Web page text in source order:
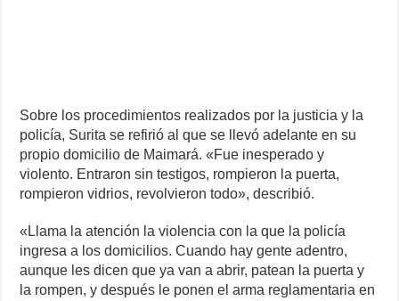
Sobre los procedimientos realizados por la justicia y la
policía, Surita se refirió al que se llevó adelante en su
propio domicilio de Maimará. «Fue inesperado y
violento. Entraron sin testigos, rompieron la puerta,
rompieron vidrios, revolvieron todo», describió.
«Llama la atención la violencia con la que la policía
ingresa a los domicilios. Cuando hay gente adentro,
aunque les dicen que ya van a abrir, patean la puerta y
la rompen, y después le ponen el arma reglamentaria en